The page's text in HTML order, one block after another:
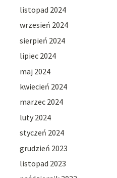
listopad 2024
wrzesień 2024
sierpień 2024
lipiec 2024
maj 2024
kwiecień 2024
marzec 2024
luty 2024
styczeń 2024
grudzień 2023
listopad 2023